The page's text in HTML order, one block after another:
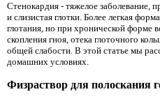
Стенокардия - тяжелое заболевание,
и слизистая глотки. Более легкая
глотания, но при хронической форме
скопления гноя, отека глоточного
общей слабости. В этой статье мы
домашних условиях.
Физраствор для полоскания